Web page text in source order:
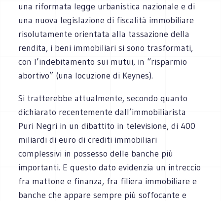
una riformata legge urbanistica nazionale e di
una nuova legislazione di fiscalità immobiliare
risolutamente orientata alla tassazione della
rendita, i beni immobiliari si sono trasformati,
con l’indebitamento sui mutui, in “risparmio
abortivo” (una locuzione di Keynes).
Si tratterebbe attualmente, secondo quanto
dichiarato recentemente dall’immobiliarista
Puri Negri in un dibattito in televisione, di 400
miliardi di euro di crediti immobiliari
complessivi in possesso delle banche più
importanti. E questo dato evidenzia un intreccio
fra mattone e finanza, fra filiera immobiliare e
banche che appare sempre più soffocante e